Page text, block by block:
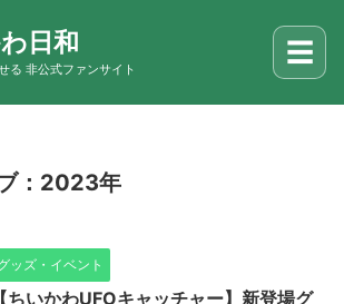
日和
る 非公式ファンサイト ☰
：2023年
ッズ・イベント
【ちいかわUFOキャッチャー】新登場グ